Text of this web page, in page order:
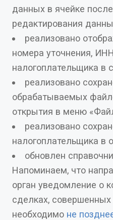
данных в ячейке
редактирования
реализовано отображение отчетного года,
номера уточнения,
налогоплательщика в
реализовано
обрабатываемых
открытия в меню
реализовано
налогоплательщика в
обновлен
Напоминаем, что
орган уведомление о контролируемых
сделках, совершенных
необходимо
не